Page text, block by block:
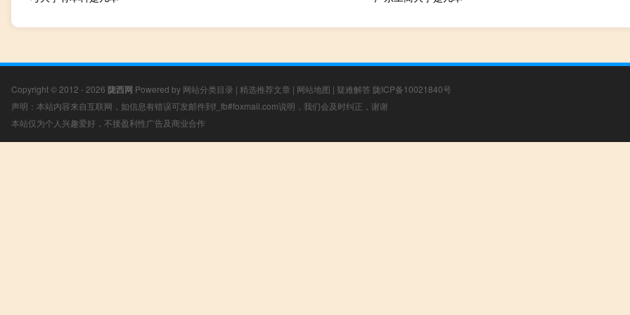
Copyright © 2012 - 2026 陇西网 Powered by 网站分类目录 | 精选推荐文章 | 网站地图 | 疑难解答 陇ICP备10021840号
声明：本站内容来自互联网，如信息有错误可发邮件到f_fb#foxmail.com说明，我们会及时纠正，谢谢
本站仅为个人兴趣爱好，不接盈利性广告及商业合作